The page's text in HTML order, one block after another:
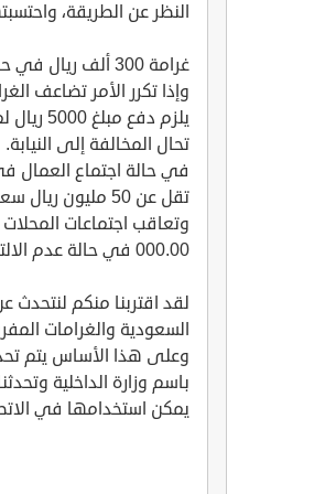
النظر عن الطريقة،
غرامة 300 ألف ريال في حال انعقاد ندوة أو فرح أو عزاء.
وإذا تكرر الأمر تضاعف
يلزم
تحال المخالفة إلى النيابة.
في حالة اجتماع العمال
تقل عن 50 مليون ريال سعودي.
وتعاقب اجتماعات المحلات
000.00 في حالة عدم الالتزام بالإجراءات والأرقامالمعمول بها.
لقد اقتربنا منكم لنتحدث
السعودية والغرامات
وعلى هذا الأساس يتم
باسم وزارة الداخلية
يمكن استخدامها في